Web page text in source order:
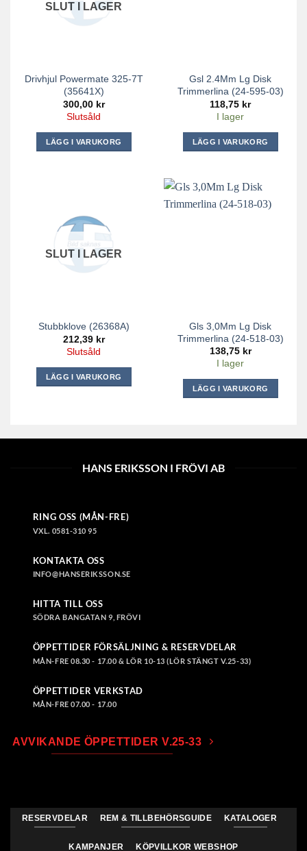
SLUT I LAGER
Drivhjul Powermate 325-7T
(35641X)
300,00 kr
Slutsåld
LÄGG I VARUKORG
Gsl 2.4Mm Lg Disk
Trimmerlina (24-595-03)
118,75 kr
I lager
LÄGG I VARUKORG
SLUT I LAGER
Stubbklove (26368A)
212,39 kr
Slutsåld
LÄGG I VARUKORG
Gls 3,0Mm Lg Disk
Trimmerlina (24-518-03)
138,75 kr
I lager
LÄGG I VARUKORG
HANS ERIKSSON I FRÖVI AB
RING OSS (MÅN-FRE)
VXL. 0581-310 95
KONTAKTA OSS
INFO@HANSERIKSSON.SE
HITTA TILL OSS
SÖDRA BANGATAN 9, FRÖVI
ÖPPETTIDER FÖRSÄLJNING & RESERVDELAR
MÅN-FRE 08.30 - 17.00 & LÖR 10-13 (LÖR STÄNGT V.25-33)
ÖPPETTIDER VERKSTAD
MÅN-FRE 07.00 - 17.00
AVVIKANDE ÖPPETTIDER V.25-33
RESERVDELAR REM & TILLBEHÖRSGUIDE KATALOGER
KAMPANJER KÖPVILLKOR WEBSHOP